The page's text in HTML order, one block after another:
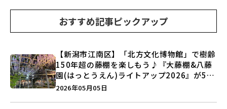
おすすめ記事ピックアップ
【新潟市江南区】「北方文化博物館」で樹齢
150年超の藤棚を楽しもう♪『大藤棚&八藤
園(はっとうえん)ライトアップ2026』が5月
7日より開催！
2026年05月05日